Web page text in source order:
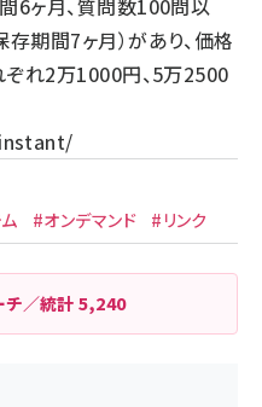
6ヶ月、質問数100問以
期間7ヶ月）があり、価格
ぞれ2万1000円、5万2500
#オンデマンド #リンク
チ／統計5,240